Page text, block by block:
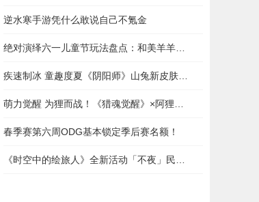
逆水寒手游凭什么敢说自己不氪金
春季赛第六周ODG基本锁定季后赛名额！